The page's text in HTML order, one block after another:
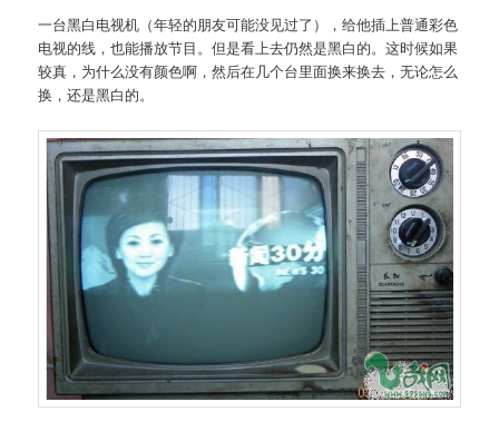
一台黑白电视机（年轻的朋友可能没见过了），给他插上普通彩色
电视的线，也能播放节目。但是看上去仍然是黑白的。这时候如果
较真，为什么没有颜色啊，然后在几个台里面换来换去，无论怎么
换，还是黑白的。